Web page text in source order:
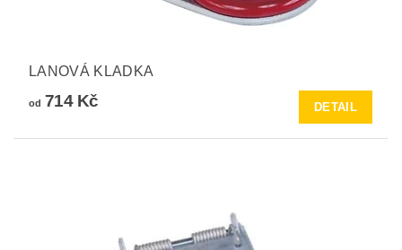
LANOVÁ KLADKA
od 714 Kč DETAIL